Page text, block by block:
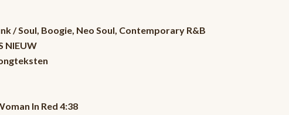
/ Soul, Boogie, Neo Soul, Contemporary R&B
NIEUW
In Red 4:38